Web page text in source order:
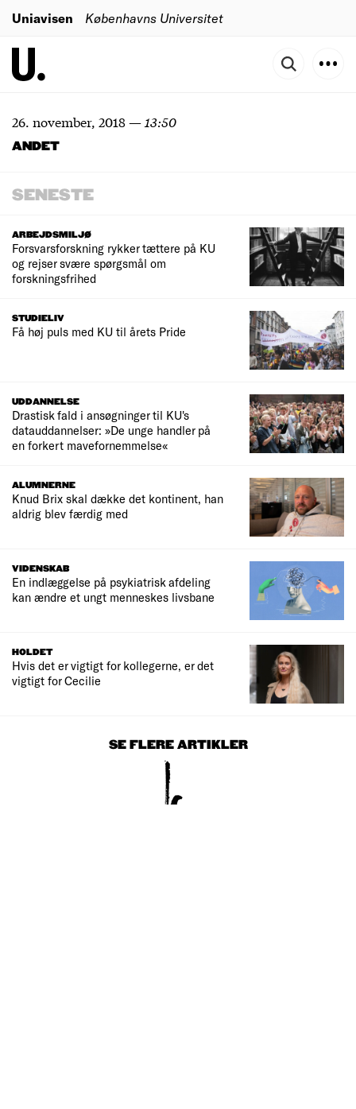
Uniavisen Københavns Universitet
26. november, 2018— 13:50
ANDET
SENESTE
ARBEJDSMILJØ
Forsvarsforskning rykker tættere på KU
og rejser svære spørgsmål om
forskningsfrihed
STUDIELIV
Få høj puls med KU til årets Pride
UDDANNELSE
Drastisk fald i ansøgninger til KU's
datauddannelser: »De unge handler på
en forkert mavefornemmelse«
ALUMNERNE
Knud Brix skal dække det kontinent, han
aldrig blev færdig med
VIDENSKAB
En indlæggelse på psykiatrisk afdeling
kan ændre et ungt menneskes livsbane
HOLDET
Hvis det er vigtigt for kollegerne, er det
vigtigt for Cecilie
SE FLERE ARTIKLER